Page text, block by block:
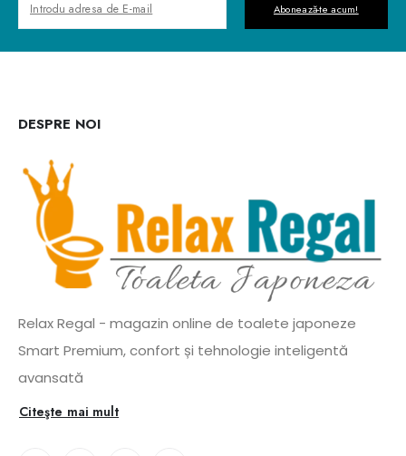
Abonează-te acum!
DESPRE NOI
Relax Regal - magazin online de toalete japoneze
Smart Premium, confort și tehnologie inteligentă
avansată
Citeşte mai mult